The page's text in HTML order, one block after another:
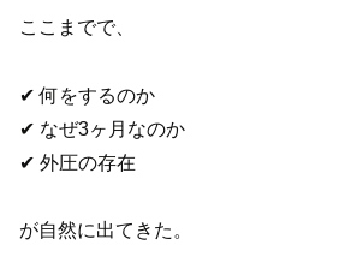
ここまでで、
✔ 何をするのか
✔ なぜ3ヶ月なのか
✔ 外圧の存在
が自然に出てきた。